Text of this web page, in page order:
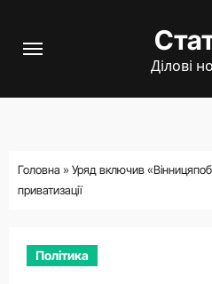
Ділові
Головна » Уряд включив
приватизації
Політика